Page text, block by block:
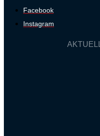
Facebook
Instagram